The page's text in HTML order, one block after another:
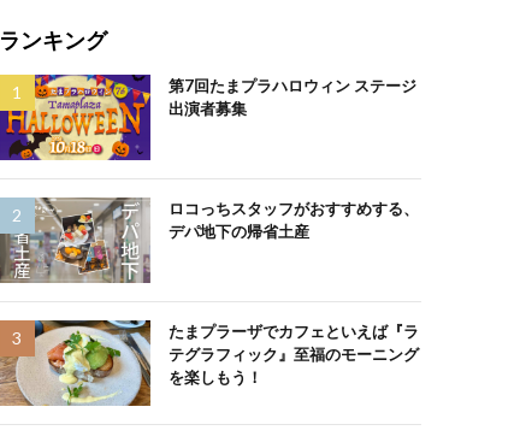
ランキング
第7回たまプラハロウィン ステージ
出演者募集
ロコっちスタッフがおすすめする、
デパ地下の帰省土産
たまプラーザでカフェといえば『ラ
テグラフィック』至福のモーニング
を楽しもう！